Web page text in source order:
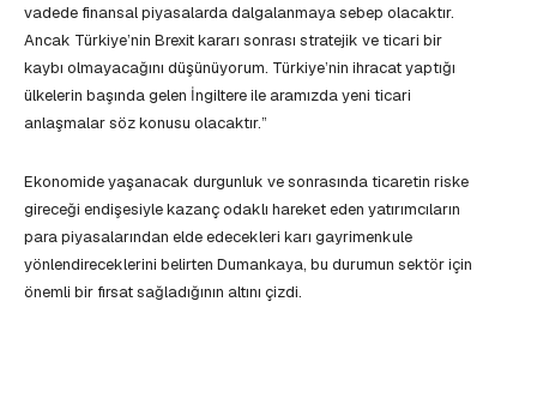
vadede finansal piyasalarda dalgalanmaya sebep olacaktır.
Ancak Türkiye’nin Brexit kararı sonrası stratejik ve ticari bir
kaybı olmayacağını düşünüyorum. Türkiye’nin ihracat yaptığı
ülkelerin başında gelen İngiltere ile aramızda yeni ticari
anlaşmalar söz konusu olacaktır.”
Ekonomide yaşanacak durgunluk ve sonrasında ticaretin riske
gireceği endişesiyle kazanç odaklı hareket eden yatırımcıların
para piyasalarından elde edecekleri karı gayrimenkule
yönlendireceklerini belirten Dumankaya, bu durumun sektör için
önemli bir fırsat sağladığının altını çizdi.